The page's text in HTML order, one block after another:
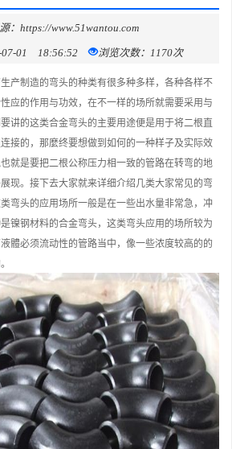
：https://www.51wantou.com
07-01 18:56:52 浏览次数：1170次
产制造的弯头的种类有很多种多样，各种各样不
应的作用与功效，在不一样的场所就需要采用与
讲的这类合金弯头的主要用途便是用于将二根直
接的，那麼终要想做到如何的一种样子及实际效
就是要把二根公称压力相一致的管路在转弯的地
现。接下去大家就来详细介绍几类大家常见的弯
弯头的应用场所一般是在一些出水量非常急，冲
镍钢材料的合金弯头，这类弯头应用的场所较为
體必须流动性的管路当中，像一些浓度较高的的